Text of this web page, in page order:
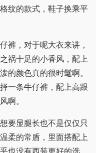
纹的款式，鞋子换乘平
，对于呢大衣来讲，
祸十足的小香风，配上
的颜色真的很时髦啊。
一条牛仔裤，配上高跟
啊。
显腿长也不是仅仅只
柔的常盾，里面搭配上